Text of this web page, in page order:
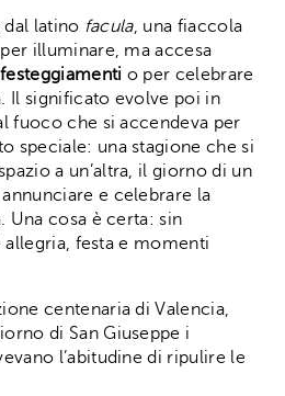
dal latino facula, una fiaccola
illuminare, ma accesa
festeggiamenti o per celebrare
Il significato evolve poi in
fuoco che si accendeva per
speciale: una stagione che si
a un’altra, il giorno di un
e celebrare la
Una cosa è certa: sin
festa e momenti
centenaria di Valencia,
di San Giuseppe i
l’abitudine di ripulire le